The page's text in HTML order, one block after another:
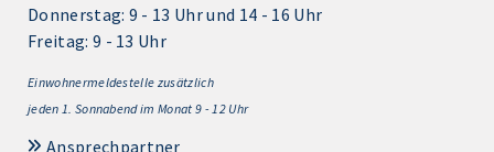
Donnerstag: 9 - 13 Uhr und 14 - 16 Uhr
Freitag: 9 - 13 Uhr
Einwohnermeldestelle zusätzlich
jeden 1. Sonnabend im Monat 9 - 12 Uhr
Ansprechpartner